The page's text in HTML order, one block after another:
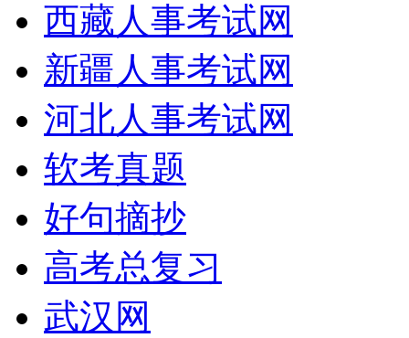
西藏人事考试网
新疆人事考试网
河北人事考试网
软考真题
好句摘抄
高考总复习
武汉网